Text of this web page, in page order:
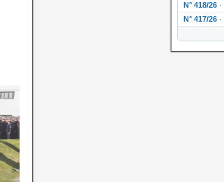
N° 418/26 ·
N° 417/26 ·